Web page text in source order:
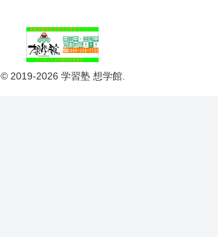
© 2019-2026 学習塾 想学館.